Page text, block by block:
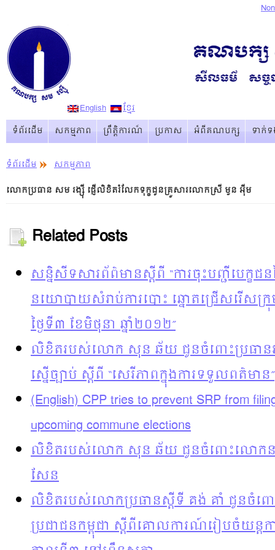
English
ខ្មែរ
ទំព័រដើម
សកម្មភាព ព្រឹត្ដិការណ៏ ប្រកាស អំពីគណបក្ស ទាក់
ទំព័រដើម
សកម្មភាព
លោកប្រធាន សម រង្ស៊ី ផ្ញើលិខិតរំលែកទុក្ខជូនគ្រួសារលោកស្រី មួន អ៊ីម
Related Posts
សន្និសីទសារព័ព៌មានស្តីពី “ការចុះបញ្ជីបេក្ខ
នយោបាយសំរាប់ការបោះ ឆ្នោតជ្រើសរើសក្រុ
ថ្ងៃទី៣ ខែមិថុនា ឆ្នាំ២០១២”
លិខិតរបស់លោក សុន ឆ័យ ជូនចំពោះប្រធានរ
ស្នើច្បាប់ ស្តីពី “សេរីភាពក្នុងការទទួលពត៌មាន”
(English) CPP tries to prevent SRP from
upcoming commune elections
លិខិតរបស់លោក សុន ឆ័យ ជូនចំពោះលោកនា
សែន
លិខិតរបស់លោកប្រធានស្តីទី គង់ គាំ ជូនចំព
ប្រជាជនកម្ពុជា ស្តីពីគោលការណ៍រៀបចំយន្តក